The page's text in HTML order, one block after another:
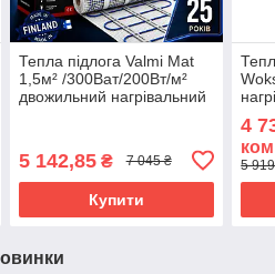
Тепла підлога Valmi Mat
1,5м² /300Ват/200Вт/м²
двожильний нагрівальний
5 142,85₴ 7 045 ₴
Купити
4
5